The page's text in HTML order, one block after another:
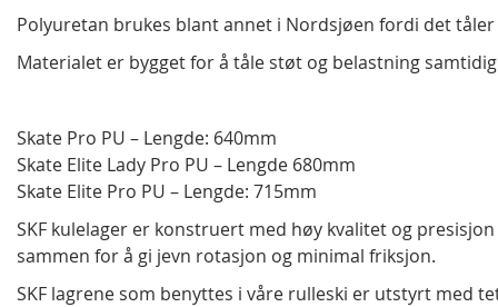
Polyuretan brukes blant annet i Nordsjøen fordi det
Materialet er bygget for å tåle støt og belastning
Skate Pro PU – Lengde: 640mm
Skate Elite Lady Pro PU – Lengde 680mm
Skate Elite Pro PU – Lengde: 715mm
SKF kulelager er konstruert med høy kvalitet og
sammen for å gi jevn rotasjon og minimal friksjon.
SKF lagrene som benyttes i våre rulleski er utstyrt med